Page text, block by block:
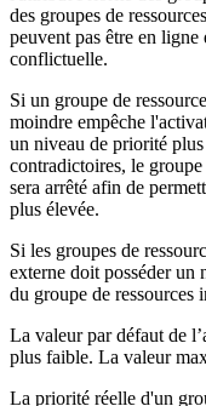
des groupes de
peuvent pas être en
conflictuelle.
Si un groupe de
moindre empêche
un niveau de priorité
contradictoires, le
sera arrêté afin de
plus élevée.
Si les groupes de
externe doit posséder un
du groupe de ressources
La valeur par défaut de
plus faible. La valeur
La priorité réelle d'un